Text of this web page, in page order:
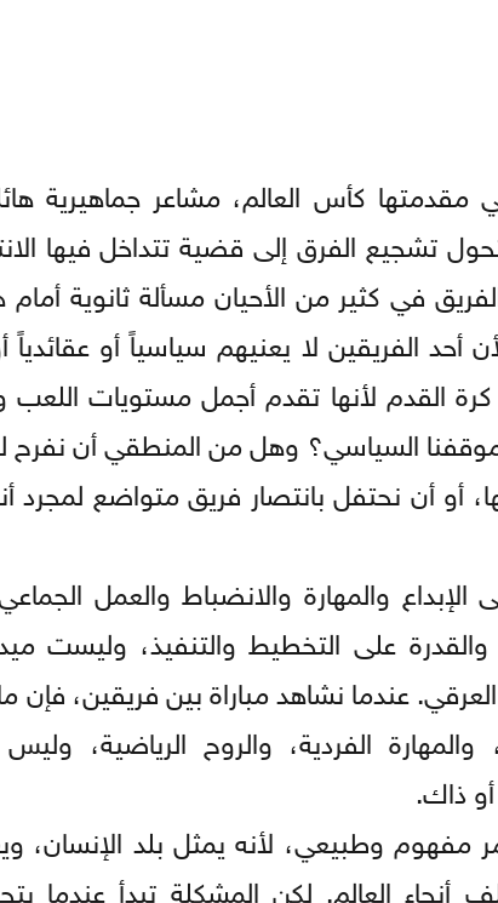
مقدمتها كأس العالم، مشاعر جماهيرية
تشجيع الفرق إلى قضية تتداخل فيها
في كثير من الأحيان مسألة ثانوية
الفريقين لا يعنيهم سياسياً أو عقائدياً
لأنها تقدم أجمل مستويات اللعب
موقفنا السياسي؟ وهل من المنطقي أن
أو أن نحتفل بانتصار فريق متواضع لمجرد
والمهارة والانضباط والعمل
على التخطيط والتنفيذ، وليست
عندما نشاهد مباراة بين فريقين، فإن
الفردية، والروح الرياضية،
أو ذاك.
وطبيعي، لأنه يمثل بلد الإنسان،
العالم. لكن المشكلة تبدأ عندما